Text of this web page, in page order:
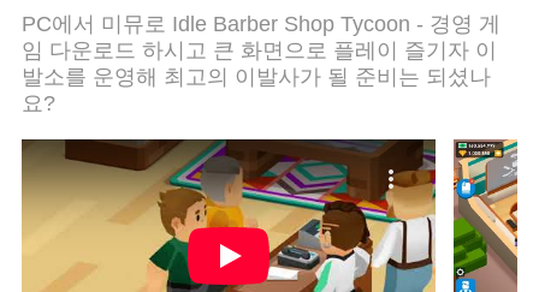
이할 수 있습니다!
PC에서 미뮤로 Idle Barber Shop Tycoon - 경영 게
임 다운로드 하시고 큰 화면으로 플레이 즐기자 이
발소를 운영해 최고의 이발사가 될 준비는 되셨나
요?